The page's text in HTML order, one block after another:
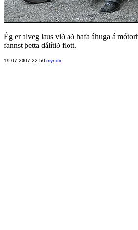
Ég er alveg laus við að hafa áhuga á
fannst þetta dálítið flott.
19.07.2007 22:50 myndir